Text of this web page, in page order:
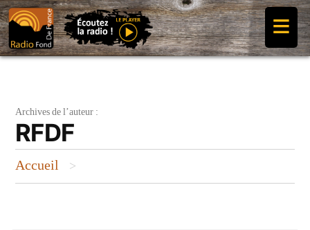
Aller
au
contenu
≡
Archives de l’auteur :
RFDF
Accueil >